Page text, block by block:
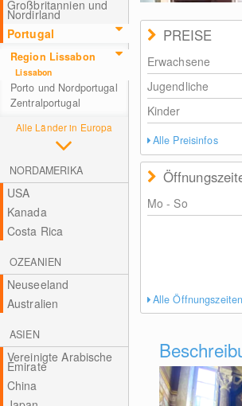
Großbritannien und
Nordirland
Alle Länder in Europa
Portugal
Region Lissabon
Lissabon
Porto und Nordportugal
Zentralportugal
NORDAMERIKA
USA
Kanada
Costa Rica
OZEANIEN
Neuseeland
Australien
ASIEN
Vereinigte Arabische
Emirate
China
PREISE
Erwachsene
Jugendliche
Kinder
Alle Preisinfos
Mo - So
Alle Öffnungszeiten